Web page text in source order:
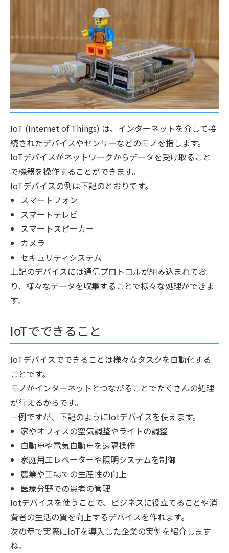
IoT (Internet of Things) は、インターネットを介して接
続されたデバイスやセンサーなどのモノを指します。
IoTデバイスがネットワークからデータを受け取ること
で機器を操作することができます。
IoTデバイスの例は下記のとおりです。
スマートフォン
スマートテレビ
スマートスピーカー
カメラ
セキュリティシステム
上記のデバイスには通信プロトコルが組み込まれてお
り、様々なデータを収集することで様々な処理ができま
す。
IoTでできること
IoTデバイスでできることは様々なタスクを自動化する
ことです。
モノがインターネットとつながることでたくさんの処理
が行えるからです。
一例ですが、下記のようにIotデバイスを使えます。
家やオフィスの空気調整やライトの調整
自動車や電気自動車を遠隔操作
家庭用エレベーターや照明システムを制御
農業や工場での生産性の向上
医療分野での患者の管理
Iotデバイスを使うことで、ビジネスに役立てることや消
費者の生活の質を向上するデバイスを作れます。
次の章で実際にIoTを導入した企業の実例を紹介します
ね。